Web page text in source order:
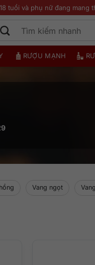
tuổi và phụ nữ đang mang
RƯỢU MẠNH
Vang ngọt